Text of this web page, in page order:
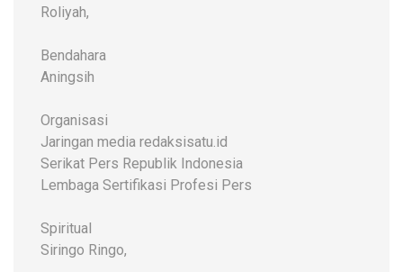
Roliyah,
Bendahara
Aningsih
Organisasi
Jaringan media redaksisatu.id
Serikat Pers Republik Indonesia
Lembaga Sertifikasi Profesi Pers
Spiritual
Siringo Ringo,